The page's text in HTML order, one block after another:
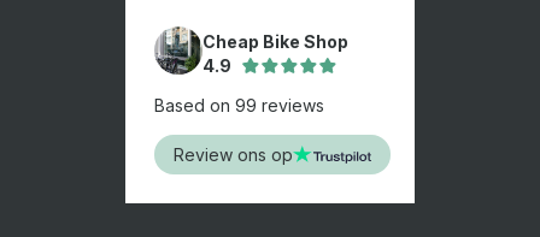
Cheap Bike Shop
4.9
Based on 99 reviews
Review ons op